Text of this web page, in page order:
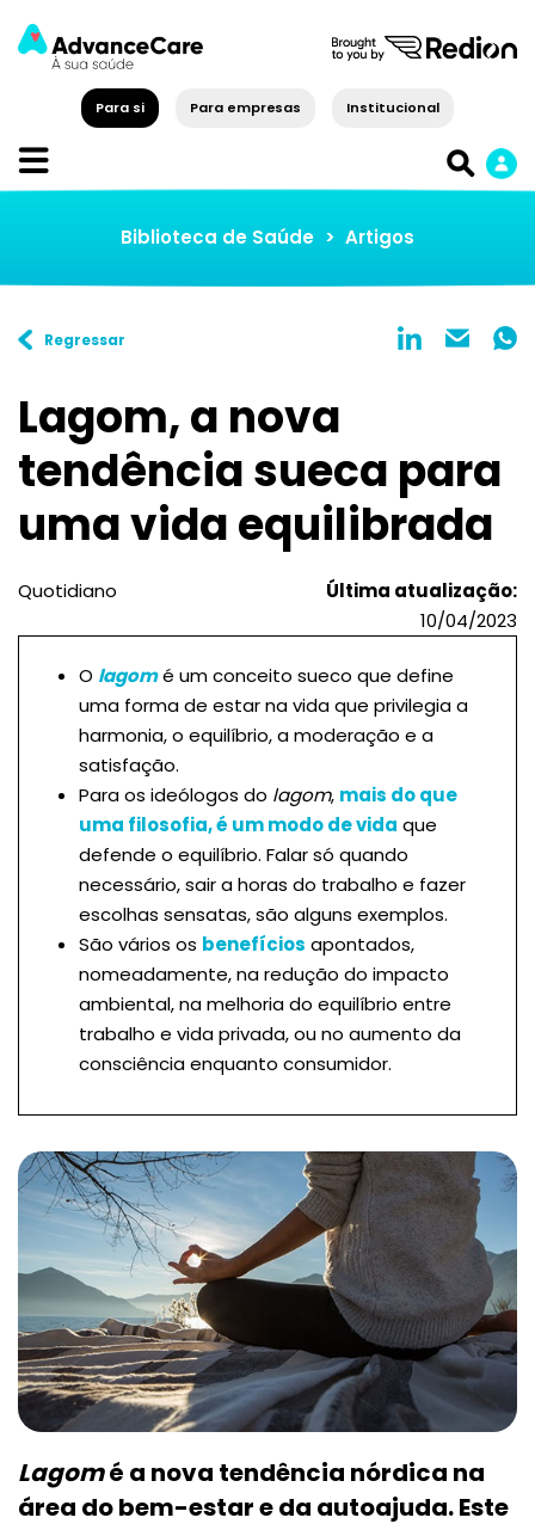
Para si Para empresas Institucional
Biblioteca de Saúde > Artigos
Regressar
Lagom, a nova
tendência sueca para
uma vida equilibrada
Quotidiano
Última atualização:
10/04/2023
O lagomé um conceito sueco que define
uma forma de estar na vida que privilegia a
harmonia, o equilíbrio, a moderação e a
satisfação.
Para os ideólogos do lagom, mais do que
uma filosofia, é um modo de vida que
defende o equilíbrio. Falar só quando
necessário, sair a horas do trabalho e fazer
escolhas sensatas, são alguns exemplos.
São vários os benefícios apontados,
nomeadamente, na redução do impacto
ambiental, na melhoria do equilíbrio entre
trabalho e vida privada, ou no aumento da
consciência enquanto consumidor.
Lagomé a nova tendência nórdica na
área do bem-estar e da autoajuda. Este